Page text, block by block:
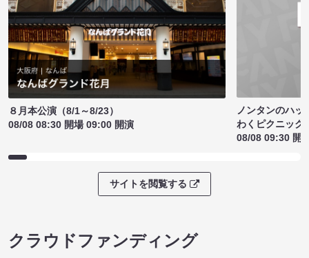
８月本公演（8/1～8/23）
08/08 08:30 開場 09:00 開演
ノンタンのハッ
わくピクニック
08/08 09:30 開
サイトを閲覧する
クラウドファンディング